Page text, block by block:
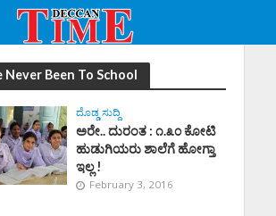
Never Been To School
ದೊಡ್ಡ ಸುದ್ದಿ
ಅರೇ.. ದುರಂತ : ೧.೩೦ ಕೋಟಿ
ಹುಡುಗಿಯರು ಶಾಲೆಗೆ ಹೋಗ್ತಾ
ಇಲ್ಲ !
February 3, 2016